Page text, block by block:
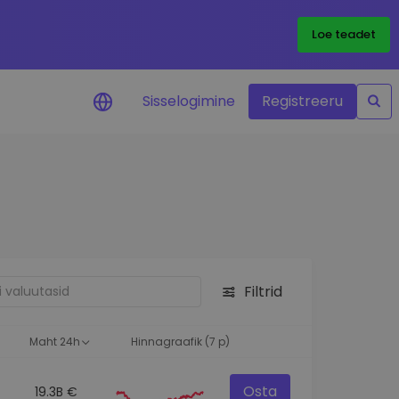
Loe teadet
Sisselogimine Registreeru
Filtrid
Maht 24h Hinnagraafik (7 p)
19.3B € Osta